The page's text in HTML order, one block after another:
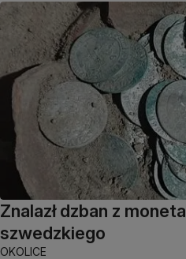
Znalazł dzban z
szwedzkiego
OKOLICE